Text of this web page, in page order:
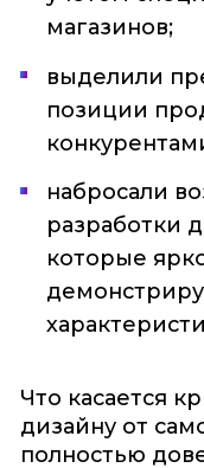
магазинов;
выделили
позиции
набросали
разработки
которые
Что касается
дизайну от
полностью